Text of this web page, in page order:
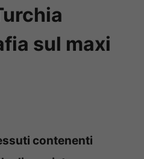
sul maxi
contenenti